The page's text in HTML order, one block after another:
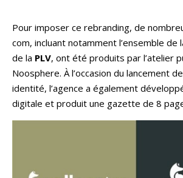
Pour imposer ce rebranding, de
com, incluant notamment l’ensemble de
de la PLV, ont été produits par l’atelier
Noosphere. À l’occasion du lancement
identité, l’agence a également
digitale et produit une gazette de 8